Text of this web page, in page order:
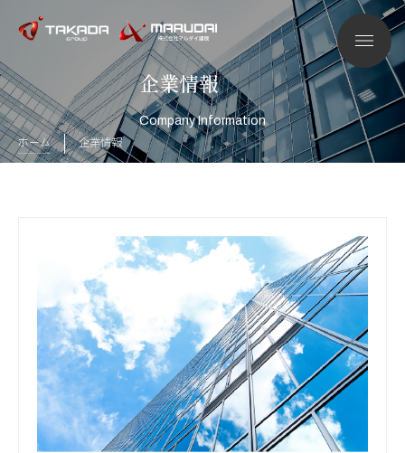
企業情報
Company Information
ホーム 企業情報